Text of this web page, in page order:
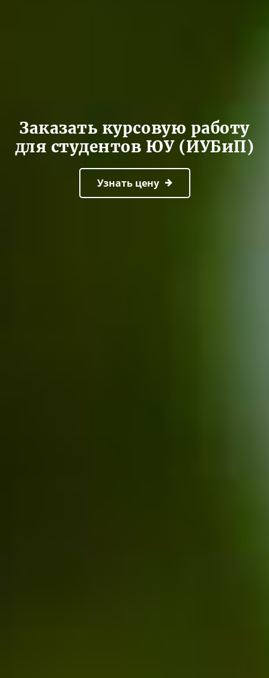
Заказать курсовую работу
для студентов ЮУ (ИУБиП)
Узнать цену